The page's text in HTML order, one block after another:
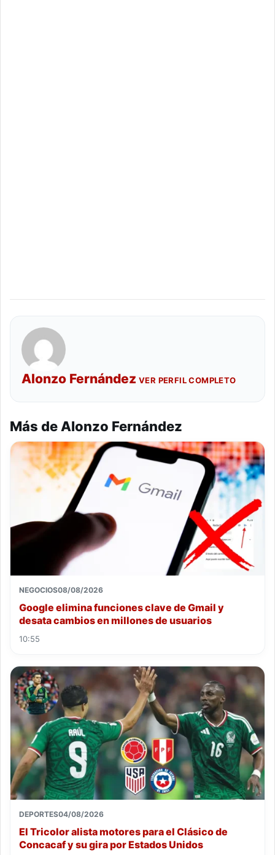
Alonzo Fernández VER PERFIL COMPLETO
Más de Alonzo Fernández
NEGOCIOS08/08/2026
Google elimina funciones clave de Gmail y
desata cambios en millones de usuarios
10:55
DEPORTES04/08/2026
El Tricolor alista motores para el Clásico de
Concacaf y su gira por Estados Unidos